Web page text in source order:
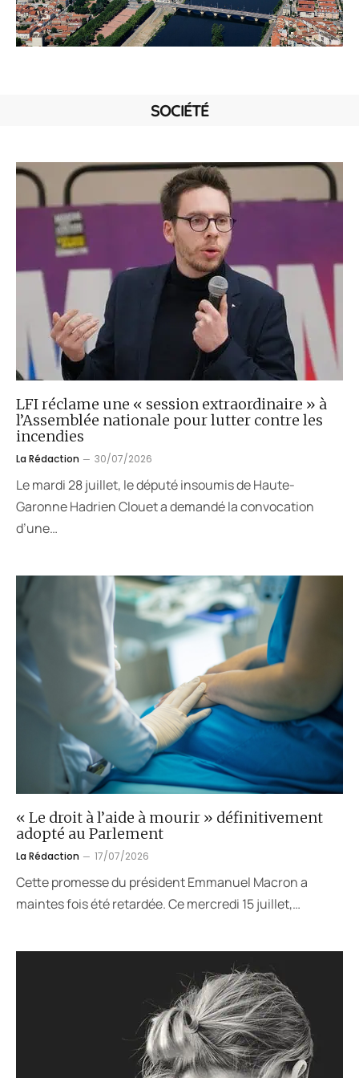
SOCIÉTÉ
LFI réclame une « session extraordinaire » à
l’Assemblée nationale pour lutter contre les
incendies
La Rédaction 30/07/2026
Le mardi 28 juillet, le député insoumis de Haute-
Garonne Hadrien Clouet a demandé la convocation
d’une…
« Le droit à l’aide à mourir » définitivement
adopté au Parlement
La Rédaction 17/07/2026
Cette promesse du président Emmanuel Macron a
maintes fois été retardée. Ce mercredi 15 juillet,…